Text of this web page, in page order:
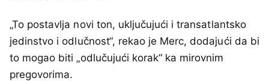
„To postavlja novi ton, uključujući i transatlantsko
jedinstvo i odlučnost“, rekao je Merc, dodajući da bi
to mogao biti „odlučujući korak“ ka mirovnim
pregovorima.